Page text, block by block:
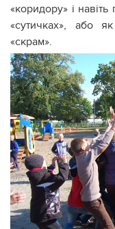
«коридору» і
«сутичках», або
«скрам».